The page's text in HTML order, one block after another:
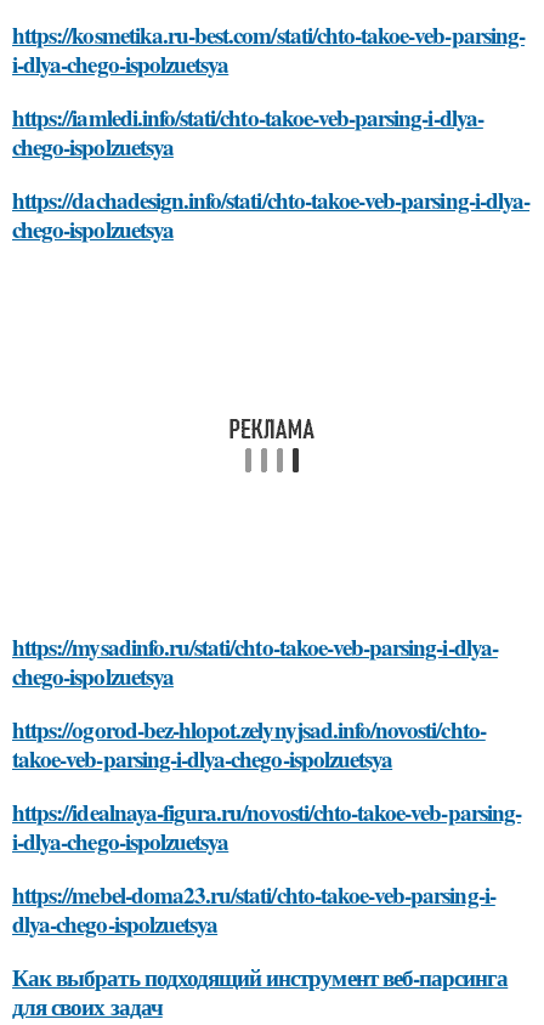
https://kosmetika.ru-best.com/stati/chto-takoe-veb-parsing-
i-dlya-chego-ispolzuetsya
https://iamledi.info/stati/chto-takoe-veb-parsing-i-dlya-
chego-ispolzuetsya
https://dachadesign.info/stati/chto-takoe-veb-parsing-i-dlya-
chego-ispolzuetsya
https://mysadinfo.ru/stati/chto-takoe-veb-parsing-i-dlya-
chego-ispolzuetsya
https://ogorod-bez-hlopot.zelynyjsad.info/novosti/chto-
takoe-veb-parsing-i-dlya-chego-ispolzuetsya
https://idealnaya-figura.ru/novosti/chto-takoe-veb-parsing-
i-dlya-chego-ispolzuetsya
https://mebel-doma23.ru/stati/chto-takoe-veb-parsing-i-
dlya-chego-ispolzuetsya
Как выбрать подходящий инструмент веб-парсинга
для своих задач